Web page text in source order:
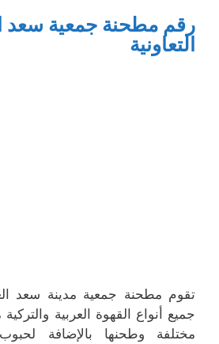
رقم مطحنة جمعية سعد
التعاونية
تقوم مطحنة جمعية مدينة سعد
جميع أنواع القهوة العربية
مختلفة وطحنها بالإضافة